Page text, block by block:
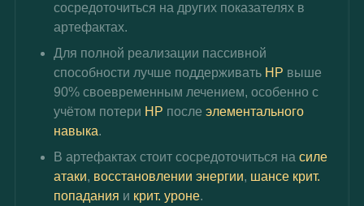
сосредоточиться на других показателях в
артефактах.
Для полной реализации пассивной
способности лучше поддерживать HP выше
90% своевременным лечением, особенно с
учётом потери HP после элементального
навыка.
В артефактах стоит сосредоточиться на силе
атаки, восстановлении энергии, шансе крит.
попадания и крит. уроне.